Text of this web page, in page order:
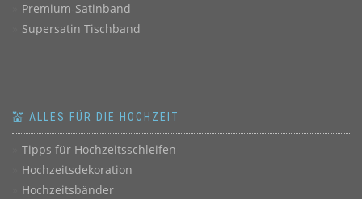
Premium-Satinband
Supersatin Tischband
💒 ALLES FÜR DIE HOCHZEIT
Tipps für Hochzeitsschleifen
Hochzeitsdekoration
Hochzeitsbänder